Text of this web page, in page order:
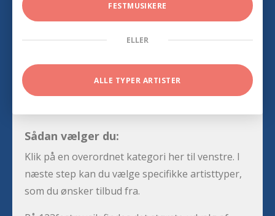
FESTMUSIKERE
ELLER
ALLE TYPER ARTISTER
Sådan vælger du:
Klik på en overordnet kategori her til venstre. I
næste step kan du vælge specifikke artisttyper,
som du ønsker tilbud fra.